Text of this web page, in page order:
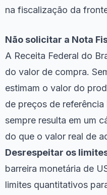
na fiscalização da
Não solicitar a Nota
A Receita Federal do
do valor de compra.
estimam o valor do
de preços de
sempre resulta em um
do que o valor real de
Desrespeitar os
barreira monetária de
limites quantitativos